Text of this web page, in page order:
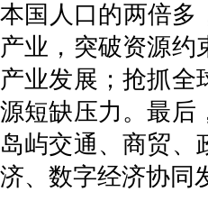
本国人口的两倍多
产业，突破资源约
产业发展；抢抓全
源短缺压力。最后
岛屿交通、商贸、
济、数字经济协同